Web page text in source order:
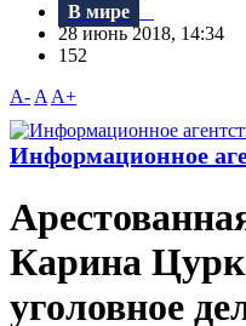
В мире
28 июнь 2018, 14:34
152
A- A A+
Информационное
Карина
уголовное